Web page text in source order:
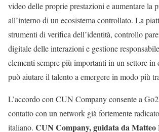
video delle proprie prestazioni e aumentare la
all’interno di un ecosistema controllato. La
strumenti di verifica dell’identità, controllo
digitale delle interazioni e gestione
elementi sempre più importanti in un settore in
può aiutare il talento a emergere in modo più
L’accordo con CUN Company consente a
contatto con un network già fortemente
italiano. CUN Company, guidata da Matteo